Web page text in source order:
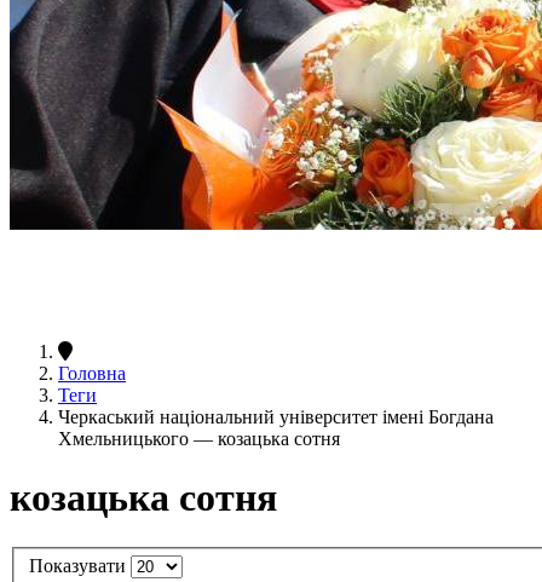
Головна
Теги
Черкаський національний університет імені Богдана
Хмельницького — козацька сотня
козацька сотня
Показувати